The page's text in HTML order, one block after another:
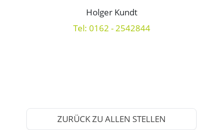
Holger Kundt
Tel: 0162 - 2542844
ZURÜCK ZU ALLEN STELLEN